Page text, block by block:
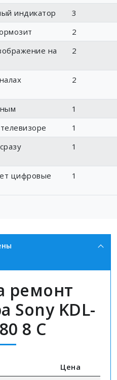
индикатор
3
2
на
2
2
1
1
1
цифровые
1
ремонт
Sony KDL-
8 C
Цена